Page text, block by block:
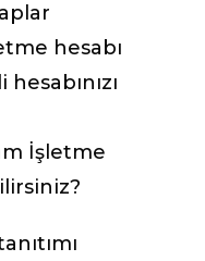
hesabı
İşletme